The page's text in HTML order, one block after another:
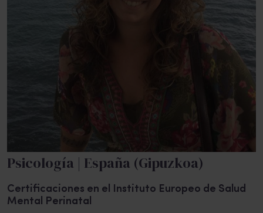
Psicología | España (Gipuzkoa)
Certificaciones en el Instituto Europeo de Salud
Mental Perinatal